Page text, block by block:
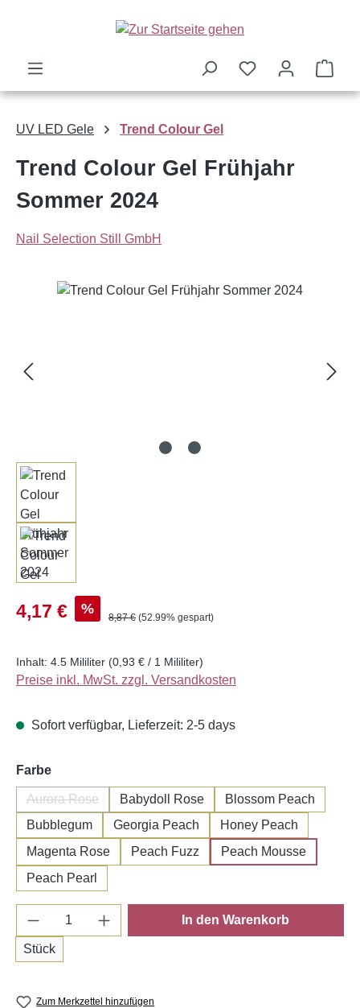
Zum Hauptinhalt springen
UV LED Gele Trend Colour Gel
Trend Colour Gel Frühjahr
Sommer 2024
Nail Selection Still GmbH
Bildergalerie überspringen
Verkaufspreis:
4,17 € % Regulärer Preis:
8,87 € (52.99% gespart)
Inhalt: 4.5 Mililiter (0,93 € / 1 Mililiter)
Preise inkl. MwSt. zzgl. Versandkosten
Sofort verfügbar, Lieferzeit: 2-5 days
Farbeauswählen
Aurora Rose
(Diese Option ist zurzeit nicht verfügbar.)
Babydoll Rose
Blossom Peach
Bubblegum
Georgia Peach
Honey Peach
Magenta Rose
Peach Fuzz
Peach Mousse
Peach Pearl
Produkt Anzahl: Gib den gewünschten
Stück
In den Warenkorb
Zum Merkzettel hinzufügen